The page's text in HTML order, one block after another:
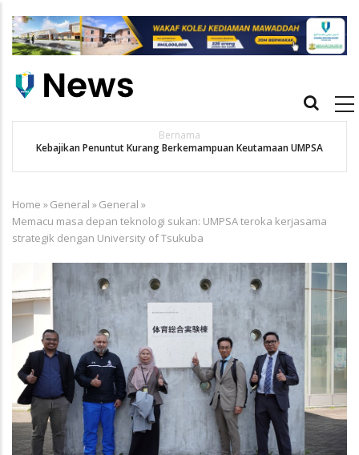
main
Main
Bernama
Kebajikan Penuntut Kurang Berkemampuan Keutamaan UMPSA
Breadcrumb
Home »General »General »
Memacu masa depan teknologi sukan: UMPSA teroka kerjasama
strategik dengan University of Tsukuba